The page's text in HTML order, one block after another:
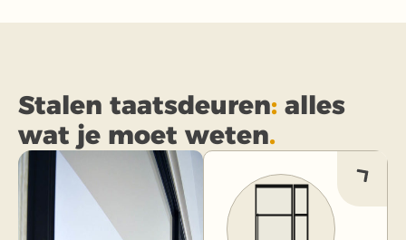
Stalen taatsdeuren: alles
wat je moet weten.